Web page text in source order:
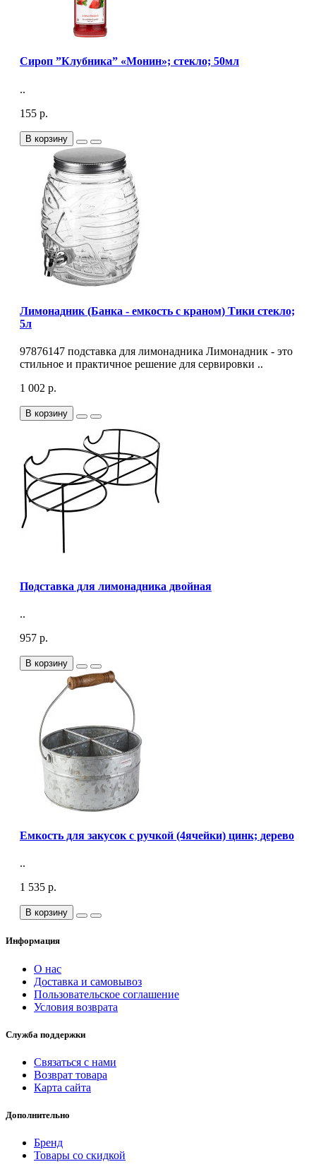
Сироп ”Клубника” «Монин»; стекло; 50мл
..
155 р.
В корзину
Лимонадник (Банка - емкость с краном) Тики стекло;
5л
97876147 подставка для лимонадника Лимонадник - это
стильное и практичное решение для сервировки ..
1 002 р.
В корзину
Подставка для лимонадника двойная
..
957 р.
В корзину
Емкость для закусок с ручкой (4ячейки) цинк; дерево
..
1 535 р.
В корзину
Информация
О нас
Доставка и самовывоз
Пользовательское соглашение
Условия возврата
Служба поддержки
Связаться с нами
Возврат товара
Карта сайта
Дополнительно
Бренд
Товары со скидкой